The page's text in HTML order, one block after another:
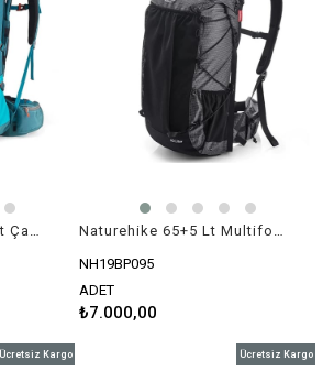
NH19BP095
ADET
₺7.000,00
Ücretsiz Kargo Ücretsiz Kargo